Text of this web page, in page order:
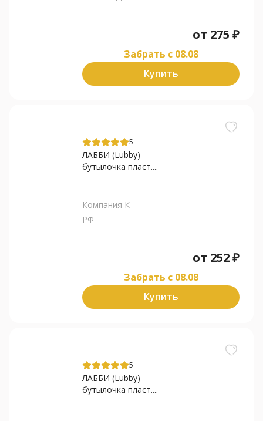
от 275 ₽
Забрать c 08.08
Купить
5
ЛАББИ (Lubby)
бутылочка пласт....
Компания К
РФ
от 252₽
Забрать c 08.08
Купить
5
ЛАББИ (Lubby)
бутылочка пласт....